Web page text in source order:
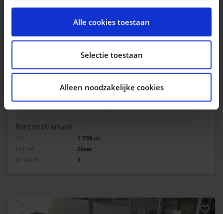
personaliseren, om functies voor social media te
bieden en om ons websiteverkeer te analyseren. Ook
delen we informatie over uw gebruik van onze site met
onze partners voor social media, adverteren en
combineren met andere informatie die u aan ze heeft
verstrekt of die ze hebben verzameld op basis van uw
gebruik van hun services.
Alle cookies toestaan
Selectie toestaan
Alleen noodzakelijke cookies
11.800 EUR| 110.502 km
Benzine | Manueel
CC
1 796 cc
KLEUR
Zilver
DEUREN
2